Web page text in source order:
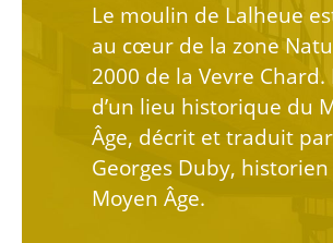
Le moulin de Lalheue
au cœur de la zone
2000 de la Vevre Chard.
d’un lieu historique du
Âge, décrit et traduit par
Georges Duby,
Moyen Âge.